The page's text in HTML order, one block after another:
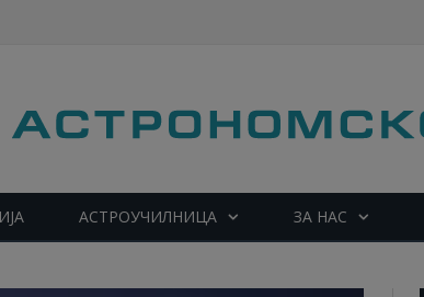
АСТРОУЧИЛНИЦА ЗА НАС